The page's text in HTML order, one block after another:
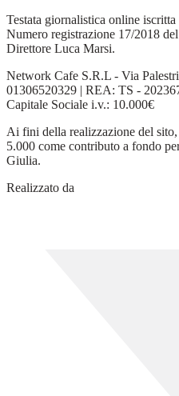
Testata giornalistica online
Numero registrazione 17/2018
Direttore Luca Marsi.
Network Cafe S.R.L - Via
01306520329 | REA: TS -
Capitale Sociale i.v.: 10.000€
Ai fini della realizzazione del
5.000 come contributo a fondo
Giulia.
Realizzato da